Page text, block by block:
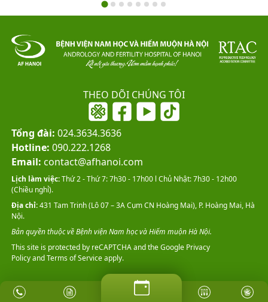
THEO DÕI CHÚNG TÔI
Tổng đài: 024.3634.3636
Hotline: 090.222.1268
Email: contact@afhanoi.com
This site is protected by reCAPTCHA and the GooglePrivacy
PolicyandTerms of Serviceapply.
Lịch làm việc:Thứ 2 - Thứ 7: 7h30 - 17h00 l Chủ Nhật: 7h30 - 12h00
(Chiều nghỉ).
Địa chỉ:431 Tam Trinh (Lô 07 – 3A Cụm CN Hoàng Mai), P. Hoàng Mai, Hà
Nội.
Bản quyền thuộc về Bệnh viện Nam học và Hiếm muộn Hà Nội.